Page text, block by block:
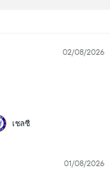
02/08/2026
เชลซี
01/08/2026